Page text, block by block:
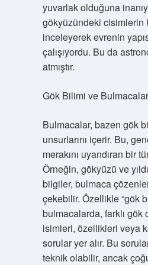
yuvarlak olduğuna
gökyüzündeki cisimlerin
inceleyerek evrenin
çalışıyordu. Bu da
atmıştır.
Gök Bilimi ve Bulmacalar
Bulmacalar, bazen gök
unsurlarını içerir. Bu,
merakını uyandıran bir
Örneğin, gökyüzü ve
bilgiler, bulmaca
çekebilir. Özellikle “gök
bulmacalarda, farklı gök
isimleri, özellikleri veya
sorular yer alır. Bu
teknik olabilir, ancak